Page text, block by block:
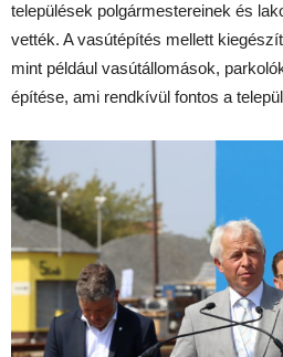
települések polgármestereinek és
vették. A vasútépítés mellett
mint például vasútállomások,
építése, ami rendkívül fontos a